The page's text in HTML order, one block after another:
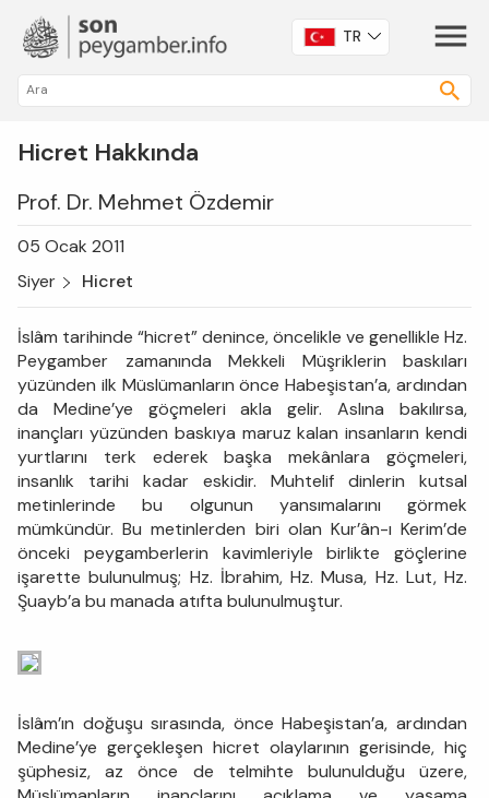
TR
Hicret Hakkında
Prof. Dr. Mehmet Özdemir
05 Ocak 2011
Siyer
Hicret
İslâm tarihinde “hicret” denince, öncelikle ve genellikle Hz.
Peygamber zamanında Mekkeli Müşriklerin baskıları
yüzünden ilk Müslümanların önce Habeşistan’a, ardından
da Medine’ye göçmeleri akla gelir. Aslına bakılırsa,
inançları yüzünden baskıya maruz kalan insanların kendi
yurtlarını terk ederek başka mekânlara göçmeleri,
insanlık tarihi kadar eskidir. Muhtelif dinlerin kutsal
metinlerinde bu olgunun yansımalarını görmek
mümkündür. Bu metinlerden biri olan Kur’ân-ı Kerim’de
önceki peygamberlerin kavimleriyle birlikte göçlerine
işarette bulunulmuş; Hz. İbrahim, Hz. Musa, Hz. Lut, Hz.
Şuayb’a bu manada atıfta bulunulmuştur.
İslâm’ın doğuşu sırasında, önce Habeşistan’a, ardından
Medine’ye gerçekleşen hicret olaylarının gerisinde, hiç
şüphesiz, az önce de telmihte bulunulduğu üzere,